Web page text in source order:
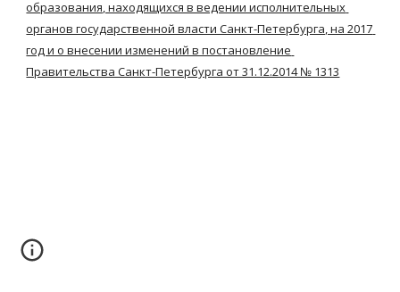
образования, находящихся в ведении исполнительных
органов государственной власти Санкт-Петербурга, на 2017
год и о внесении изменений в постановление
Правительства Санкт-Петербурга от 31.12.2014 № 1313